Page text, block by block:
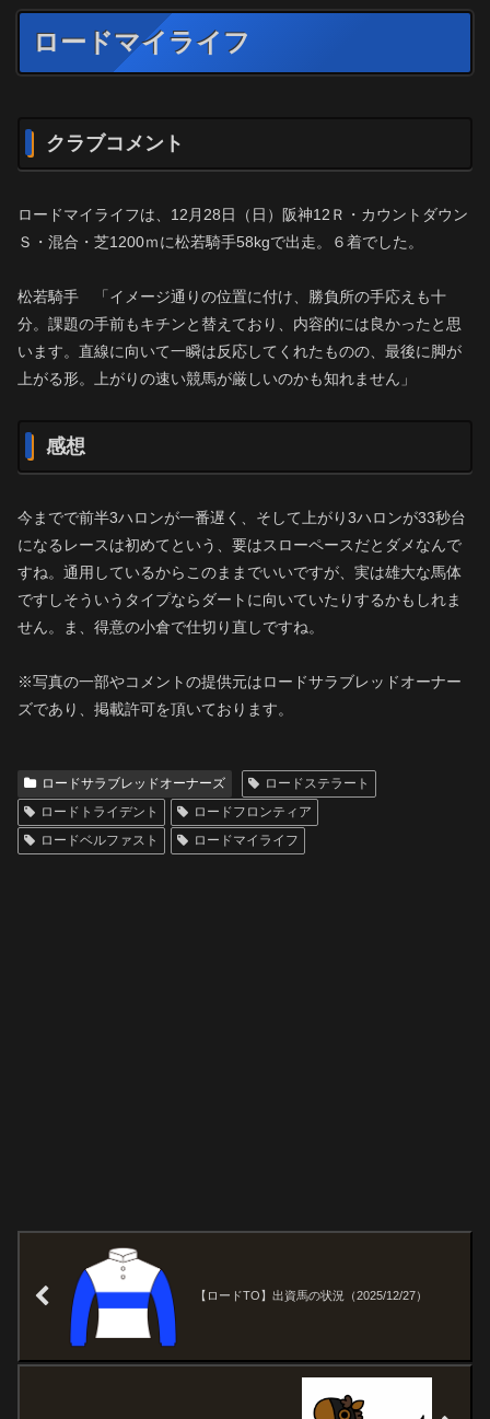
ロードマイライフ
クラブコメント
ロードマイライフは、12月28日（日）阪神12Ｒ・カウントダウン
Ｓ・混合・芝1200ｍに松若騎手58kgで出走。６着でした。
松若騎手 「イメージ通りの位置に付け、勝負所の手応えも十
分。課題の手前もキチンと替えており、内容的には良かったと思
います。直線に向いて一瞬は反応してくれたものの、最後に脚が
上がる形。上がりの速い競馬が厳しいのかも知れません」
感想
今までで前半3ハロンが一番遅く、そして上がり3ハロンが33秒台
になるレースは初めてという、要はスローペースだとダメなんで
すね。通用しているからこのままでいいですが、実は雄大な馬体
ですしそういうタイプならダートに向いていたりするかもしれま
せん。ま、得意の小倉で仕切り直しですね。
※写真の一部やコメントの提供元はロードサラブレッドオーナー
ズであり、掲載許可を頂いております。
ロードサラブレッドオーナーズ
ロードステラート
ロードトライデント
ロードフロンティア
ロードベルファスト
ロードマイライフ
【ロードTO】出資馬の状況（2025/12/27）